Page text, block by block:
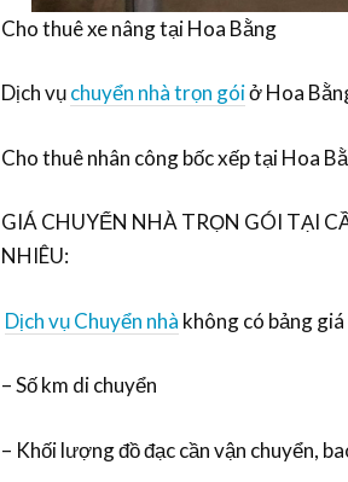
Cho thuê xe nâng tại Hoa Bằng
Dịch vụchuyển nhà trọn góiở Hoa
Cho thuê nhân công bốc xếp tại Hoa
GIÁ CHUYỂN NHÀ TRỌN GÓI TẠI
NHIÊU:
Dịch vụ Chuyển nhà không có bảng
– Số km di chuyển
– Khối lượng đồ đạc cần vận chuyển,